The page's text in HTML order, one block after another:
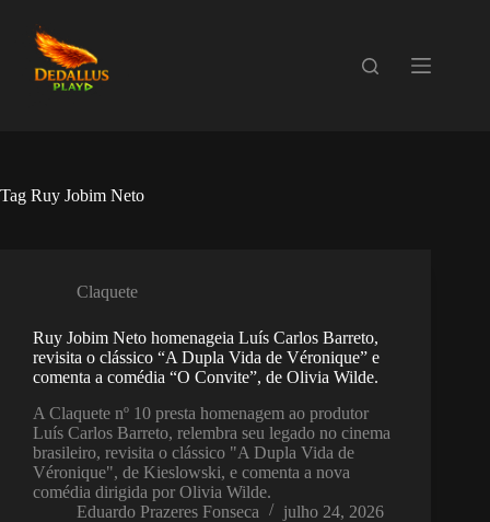
conteúdo
Tag Ruy Jobim Neto
Claquete
Ruy Jobim Neto homenageia Luís Carlos Barreto,
revisita o clássico “A Dupla Vida de Véronique” e
comenta a comédia “O Convite”, de Olivia Wilde.
A Claquete nº 10 presta homenagem ao produtor
Luís Carlos Barreto, relembra seu legado no cinema
brasileiro, revisita o clássico "A Dupla Vida de
Véronique", de Kieslowski, e comenta a nova
comédia dirigida por Olivia Wilde.
Eduardo Prazeres Fonseca
julho 24, 2026